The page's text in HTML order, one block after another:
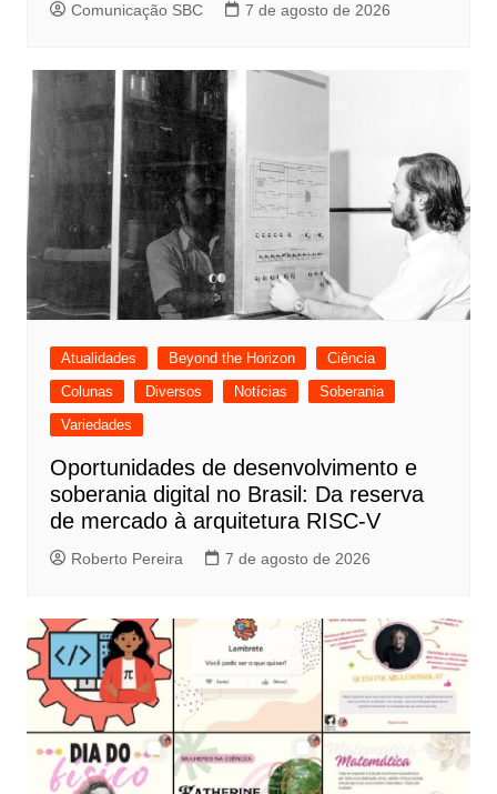
Comunicação SBC 7 de agosto de 2026
Atualidades Beyond the Horizon
Ciência
Colunas
Diversos Notícias
Soberania
Variedades
Oportunidades de desenvolvimento e
soberania digital no Brasil: Da reserva
de mercado à arquitetura RISC-V
Roberto Pereira 7 de agosto de 2026